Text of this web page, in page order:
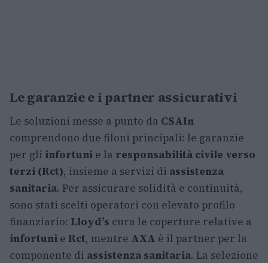
Le garanzie e i partner assicurativi
Le soluzioni messe a punto da CSAIn
comprendono due filoni principali: le garanzie
per gli infortuni e la responsabilità civile verso
terzi (Rct), insieme a servizi di assistenza
sanitaria. Per assicurare solidità e continuità,
sono stati scelti operatori con elevato profilo
finanziario: Lloyd’s cura le coperture relative a
infortuni e Rct, mentre AXA è il partner per la
componente di assistenza sanitaria. La selezione